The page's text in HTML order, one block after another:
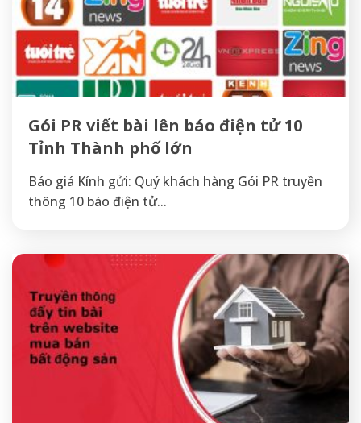
Gói PR viết bài lên báo điện tử 10
Tỉnh Thành phố lớn
Báo giá Kính gửi: Quý khách hàng Gói PR truyền
thông 10 báo điện tử...